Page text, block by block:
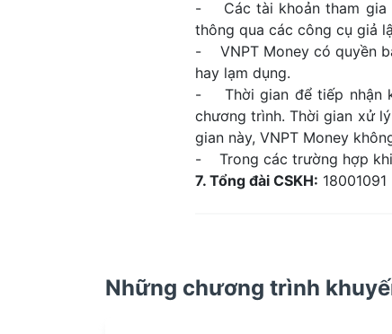
- Các tài khoản tham gia
thông qua các công cụ giả
- VNPT Money có quyền
hay lạm dụng.
- Thời gian để tiếp nhận
chương trình. Thời gian xử
gian này, VNPT Money
- Trong các trường hợp
7. Tổng đài CSKH:
Những chương trình